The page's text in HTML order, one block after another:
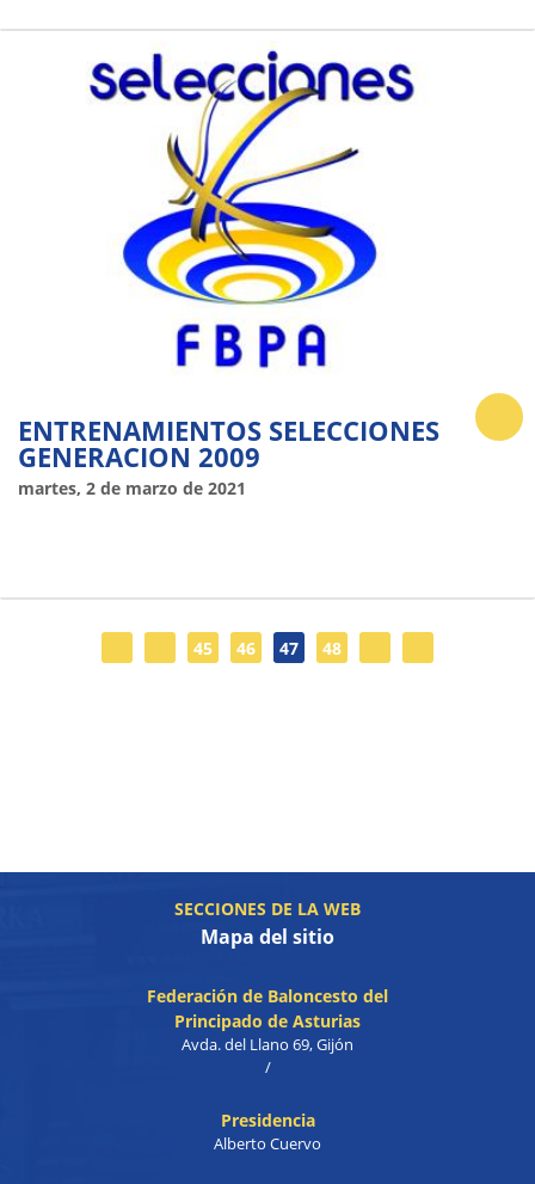
ENTRENAMIENTOS SELECCIONES
GENERACION 2009
martes, 2 de marzo de 2021
45 46 47 48
SECCIONES DE LA WEB
Mapa del sitio
Federación de Baloncesto del
Principado de Asturias
Avda. del Llano 69, Gijón
/
Presidencia
Alberto Cuervo